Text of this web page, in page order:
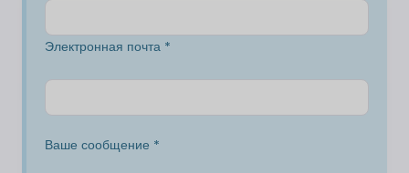
Электронная почта *
Ваше сообщение *